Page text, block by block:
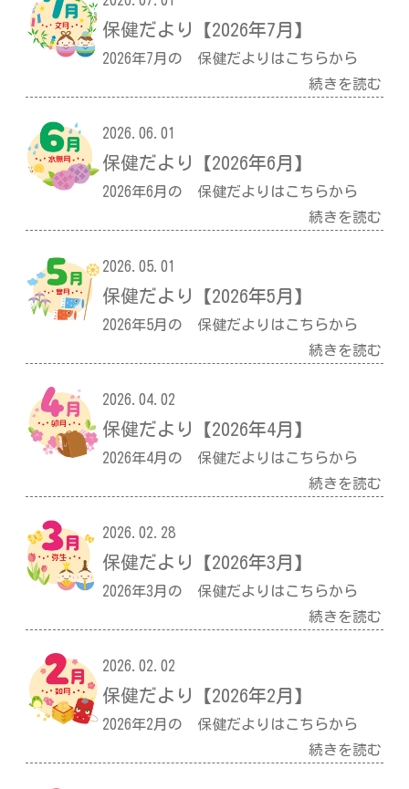
保健だより【2026年7月】
2026年7月の 保健だよりはこちらから
続きを読む
2026.06.01
保健だより【2026年6月】
2026年6月の 保健だよりはこちらから
続きを読む
2026.05.01
保健だより【2026年5月】
2026年5月の 保健だよりはこちらから
続きを読む
2026.04.02
保健だより【2026年4月】
2026年4月の 保健だよりはこちらから
続きを読む
2026.02.28
保健だより【2026年3月】
2026年3月の 保健だよりはこちらから
続きを読む
2026.02.02
保健だより【2026年2月】
2026年2月の 保健だよりはこちらから
続きを読む